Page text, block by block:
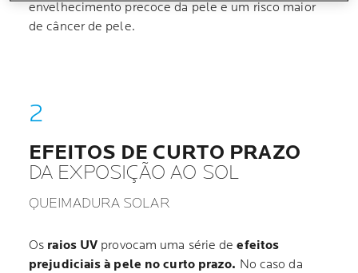
envelhecimento precoce da pele e um risco maior
de câncer de pele.
EFEITOS DE CURTO PRAZO
DA EXPOSIÇÃO AO SOL
QUEIMADURA SOLAR
Os raios UV provocam uma série deefeitos
prejudiciais à pele no curto prazo. No caso da